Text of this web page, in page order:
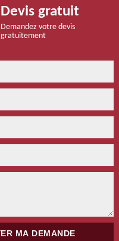
Devis gratuit
Demandez votre devis
gratuitement